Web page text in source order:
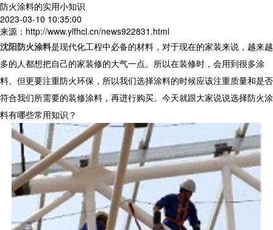
防火涂料的实用小知识
2023-03-10 10:35:00
来源：http://www.ylfhcl.cn/news922831.html
沈阳防火涂料是现代化工程中必备的材料，对于现在的家装来说，越来越
多的人都想把自己的家装修的大气一点。所以在装修时，会用到很多涂
料。但更要注重防火环保，所以我们选择涂料的时候应该注重质量和是否
符合我们所需要的装修涂料，再进行购买。今天就跟大家说说选择防火涂
料有哪些常用知识？